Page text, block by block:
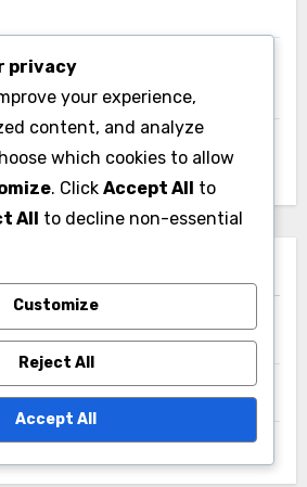
Zapojení návštěvníků a
Výhody, Funkce a
pro display reklamu: Sezónní
Předpisy o ochraně soukromí a
Reklam: Důležitost,
privacy
your experience,
content, and analyze
which cookies to allow
. Click Accept All to
All to decline non-essential
Customize
Reject All
Accept All